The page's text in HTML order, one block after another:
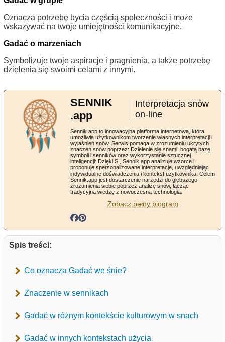
Oznacza potrzebę bycia częścią społeczności i może
wskazywać na twoje umiejętności komunikacyjne.
Gadać o marzeniach
Symbolizuje twoje aspiracje i pragnienia, a także potrzebę
dzielenia się swoimi celami z innymi.
SENNIK
.app
Interpretacja snów
on-line
Sennik.app to innowacyjna platforma internetowa, która
umożliwia użytkownikom tworzenie własnych interpretacji i
wyjaśnień snów. Serwis pomaga w zrozumieniu ukrytych
znaczeń snów poprzez: Dzielenie się snami, bogatą bazę
symboli i senników oraz wykorzystanie sztucznej
inteligencji: Dzięki SI, Sennik.app analizuje wzorce i
proponuje spersonalizowane interpretacje, uwzględniając
indywidualne doświadczenia i kontekst użytkownika. Celem
Sennik.app jest dostarczenie narzędzi do głębszego
zrozumienia siebie poprzez analizę snów, łącząc
tradycyjną wiedzę z nowoczesną technologią.
Zobacz pełny biogram
Spis treści:
Co oznacza Gadać we śnie?
Znaczenie w sennikach
Gadać w różnym kontekście kulturowym w snach
Gadać w innych kontekstach użycia